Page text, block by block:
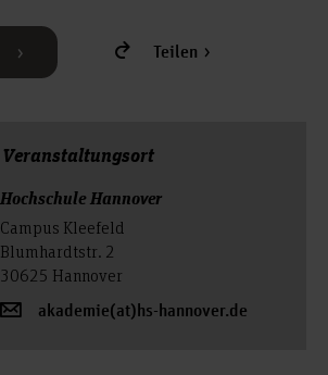
Teilen
Veranstal­tungs­ort
Hochschule Hannover
Campus Kleefeld
Blumhardtstr. 2
30625 Hannover
akademie(at)hs-hannover.de